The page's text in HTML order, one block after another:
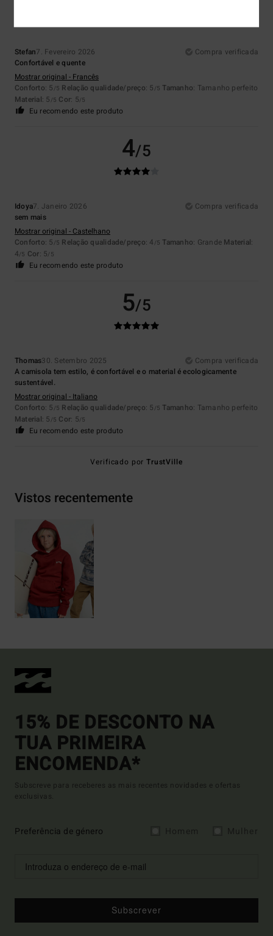
Stefan7. Fevereiro 2026
Compra verificada
Confortável e quente
Mostrar original - Francês
Conforto: 5 /5 Relação qualidade/preço: 5 /5 Tamanho: Tamanho perfeito
Material: 5 /5 Cor: 5/5
Eu recomendo este produto
4/5
Idoya7. Janeiro 2026
Compra verificada
sem mais
Mostrar original - Castelhano
Conforto: 5 /5 Relação qualidade/preço: 4 /5 Tamanho: Grande Material:
4/5 Cor: 5/5
Eu recomendo este produto
5/5
Thomas30. Setembro 2025
Compra verificada
A camisola tem estilo, é confortável e o material é ecologicamente
sustentável.
Mostrar original - Italiano
Conforto: 5 /5 Relação qualidade/preço: 5 /5 Tamanho: Tamanho perfeito
Material: 5 /5 Cor: 5/5
Eu recomendo este produto
Verificado porTrustVille
Vistos recentemente
15% DE DESCONTO NA
TUA PRIMEIRA
ENCOMENDA*
Subscreve para receberes as mais recentes novidades e ofertas
exclusivas.
Preferência de género
Subscrever